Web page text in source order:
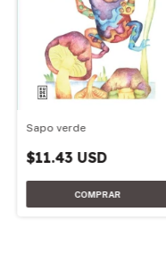
Sapo verde
$11.43 USD